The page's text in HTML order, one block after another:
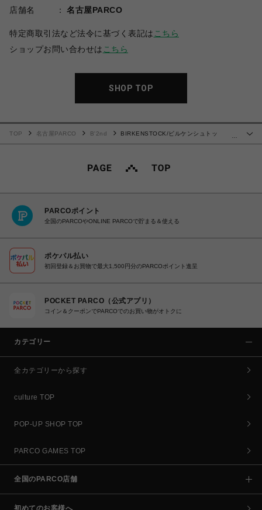
店舗名
名古屋PARCO
特定商取引法など法令に基づく表記は こちら
ショップお問い合わせは こちら
SHOP TOP
…
TOP 名古屋PARCO B'2nd
BIRKENSTOCK/ビルケンシュトッ
PARCOポイント
全国のPARCOやONLINE PARCOで貯まる＆使える
ポケパル払い
初回登録＆お買物で最大1,500円分のPARCOポイント進呈
POCKET PARCO（公式アプリ）
コイン＆クーポンでPARCOでのお買い物がオトクに
カテゴリー
全カテゴリーから探す
culture TOP
POP-UP SHOP TOP
PARCO GAMES TOP
全国のPARCO店舗